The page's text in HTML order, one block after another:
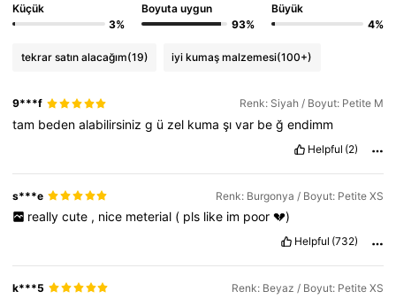
2.3M Takipçiler
4,83 2.3M Takipçiler
4,83
Küçük
3%
Boyuta uygun
93%
Büyük
4%
tekrar satın alacağım(19) iyi kumaş malzemesi(100+)
9***f Renk: Siyah / Boyut: Petite M
tam bedenalabilirsinizg ü zel kuma şıvar beğendimm
Helpful (2)
s***e Renk: Burgonya / Boyut: Petite XS
really cute , nice meterial ( pls like im poor 💔)
Helpful (732)
k***5 Renk: Beyaz / Boyut: Petite XS